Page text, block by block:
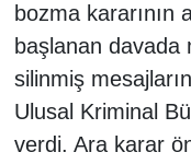
bozma kararının
başlanan davada
silinmiş
Ulusal Kriminal
verdi. Ara karar